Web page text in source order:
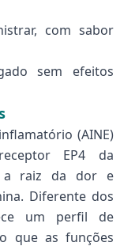
com sabor
sem efeitos
(AINE)
EP4 da
a raiz da dor e
Diferente dos
um perfil de
que as funções